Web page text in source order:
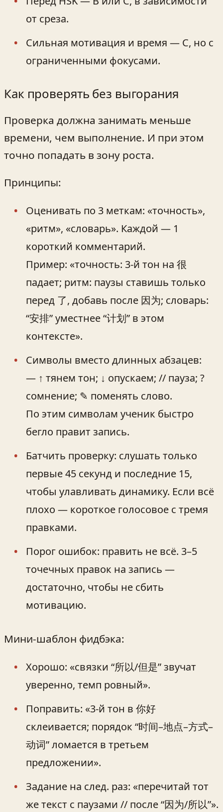
от среза.
Сильная мотивация и время — C, но с
ограниченными фокусами.
Как проверять без выгорания
Проверка должна занимать меньше
времени, чем выполнение. И при этом
точно попадать в зону роста.
Принципы:
Оценивать по 3 меткам: «точность»,
«ритм», «словарь». Каждой — 1
короткий комментарий.
Пример: «точность: 3-й тон на 很
падает; ритм: паузы ставишь только
перед 了, добавь после 因为; словарь:
“安排” уместнее “计划” в этом
контексте».
Символы вместо длинных абзацев:
— ↑ тянем тон; ↓ опускаем; // пауза; ?
сомнение; ✎ поменять слово.
По этим символам ученик быстро
бегло правит запись.
Батчить проверку: слушать только
первые 45 секунд и последние 15,
чтобы улавливать динамику. Если всё
плохо — короткое голосовое с тремя
правками.
Порог ошибок: править не всё. 3–5
точечных правок на запись —
достаточно, чтобы не сбить
мотивацию.
Мини-шаблон фидбэка:
Хорошо: «связки “所以/但是” звучат
уверенно, темп ровный».
Поправить: «3-й тон в 你好
склеивается; порядок “时间–地点–方式–
动词” ломается в третьем
предложении».
Задание на след. раз: «перечитай тот
же текст с паузами // после “因为/所以”».